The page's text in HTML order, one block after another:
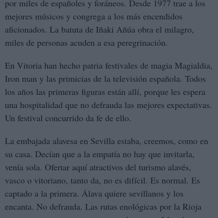
por miles de españoles y foráneos. Desde 1977 trae a los
mejores músicos y congrega a los más encendidos
aficionados. La batuta de Iñaki Añúa obra el milagro,
miles de personas acuden a esa peregrinación.
En Vitoria han hecho patria festivales de magia Magialdia,
Iron man y las primicias de la televisión española. Todos
los años las primeras figuras están allí, porque les espera
una hospitalidad que no defrauda las mejores expectativas.
Un festival concurrido da fe de ello.
La embajada alavesa en Sevilla estaba, creemos, como en
su casa. Decían que a la empatía no hay que invitarla,
venía sola. Ofertar aquí atractivos del turismo alavés,
vasco o vitoriano, tanto da, no es difícil. Es normal. Es
captado a la primera. Álava quiere sevillanos y los
encanta. No defrauda. Las rutas enológicas por la Rioja